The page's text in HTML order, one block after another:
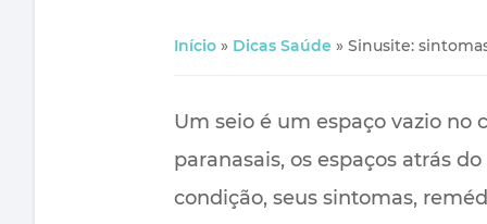
Início » Dicas Saúde » Sinusite:
Um seio é um espaço vazio no
paranasais, os espaços atrás
condição, seus sintomas,